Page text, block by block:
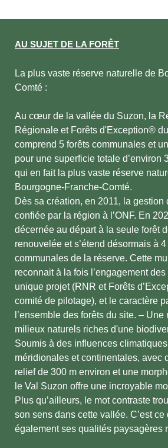
AU SUJET DE LA FORÊT
La plus vaste réserve naturelle de
Comté :
Au cœur de la vallée du Suzon, la
Régionale et Forêts d'Exception®
comprend 5 forêts communales et
pour une superficie totale d’environ
qui en fait la plus vaste réserve
Bourgogne-Franche-Comté.
Dès sa création, en 2011, la gestion
confiée par la région à l’ONF. En
décernée au départ à la seule forêt
renouvelée et s’étend désormais à
communales de la réserve. Cette
reconnait à la fois l’engagement
unique projet (RNR et Forêts
comité de pilotage), et le caractère
l’ensemble des forêts du site. –
milieux naturels riches d'une
Soumis à des influences
méridionales et continentales, avec
relief de 300 m environ et une
le Val Suzon offre une incroyable
Plus qu’ailleurs, le mot contraste
son sens dans cette vallée. C’est
également ses qualités paysagères